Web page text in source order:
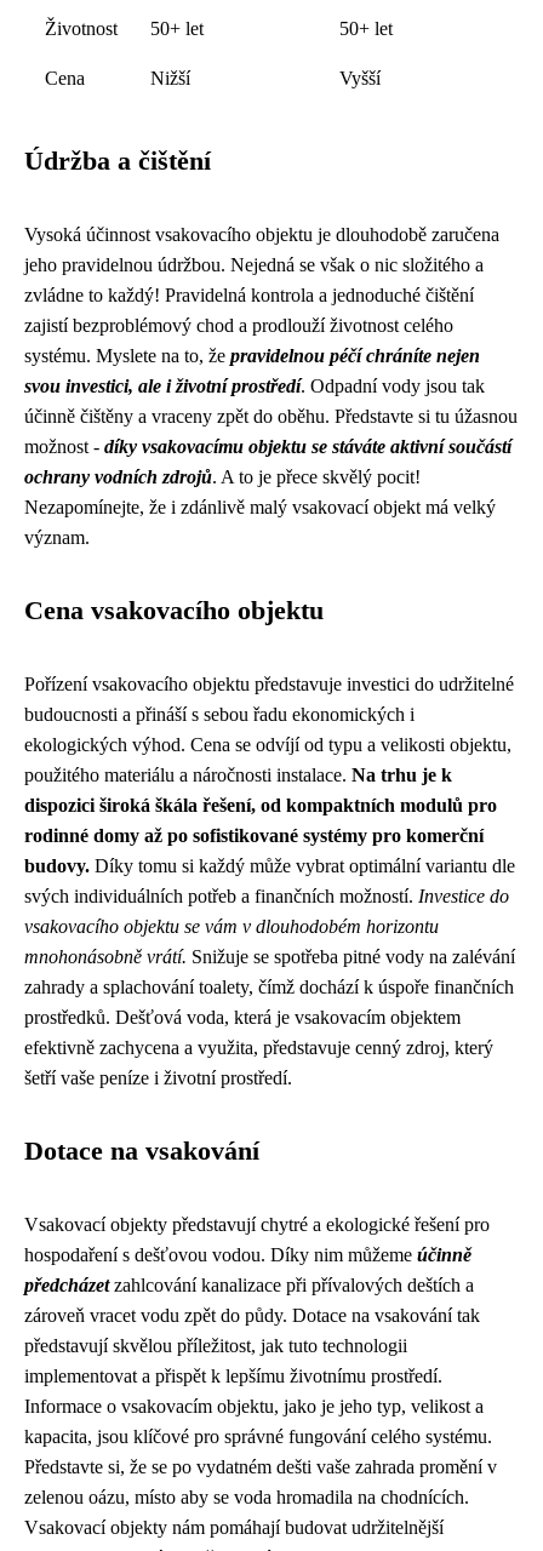
Životnost 50+ let 50+ let
Cena Nižší Vyšší
Údržba a čištění
Vysoká účinnost vsakovacího objektu je dlouhodobě zaručena
jeho pravidelnou údržbou. Nejedná se však o nic složitého a
zvládne to každý! Pravidelná kontrola a jednoduché čištění
zajistí bezproblémový chod a prodlouží životnost celého
systému. Myslete na to, že pravidelnou péčí chráníte nejen
svou investici, ale i životní prostředí. Odpadní vody jsou tak
účinně čištěny a vraceny zpět do oběhu. Představte si tu úžasnou
možnost - díky vsakovacímu objektu se stáváte aktivní součástí
ochrany vodních zdrojů. A to je přece skvělý pocit!
Nezapomínejte, že i zdánlivě malý vsakovací objekt má velký
význam.
Cena vsakovacího objektu
Pořízení vsakovacího objektu představuje investici do udržitelné
budoucnosti a přináší s sebou řadu ekonomických i
ekologických výhod. Cena se odvíjí od typu a velikosti objektu,
použitého materiálu a náročnosti instalace. Na trhu je k
dispozici široká škála řešení, od kompaktních modulů pro
rodinné domy až po sofistikované systémy pro komerční
budovy. Díky tomu si každý může vybrat optimální variantu dle
svých individuálních potřeb a finančních možností. Investice do
vsakovacího objektu se vám v dlouhodobém horizontu
mnohonásobně vrátí. Snižuje se spotřeba pitné vody na zalévání
zahrady a splachování toalety, čímž dochází k úspoře finančních
prostředků. Dešťová voda, která je vsakovacím objektem
efektivně zachycena a využita, představuje cenný zdroj, který
šetří vaše peníze i životní prostředí.
Dotace na vsakování
Vsakovací objekty představují chytré a ekologické řešení pro
hospodaření s dešťovou vodou. Díky nim můžeme účinně
předcházetzahlcování kanalizace při přívalových deštích a
zároveň vracet vodu zpět do půdy. Dotace na vsakování tak
představují skvělou příležitost, jak tuto technologii
implementovat a přispět k lepšímu životnímu prostředí.
Informace o vsakovacím objektu, jako je jeho typ, velikost a
kapacita, jsou klíčové pro správné fungování celého systému.
Představte si, že se po vydatném dešti vaše zahrada promění v
zelenou oázu, místo aby se voda hromadila na chodnících.
Vsakovací objekty nám pomáhají budovat udržitelnější